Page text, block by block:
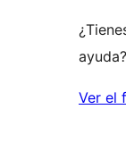
ayuda?
Ver el